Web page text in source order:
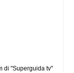
di "Superguida tv"